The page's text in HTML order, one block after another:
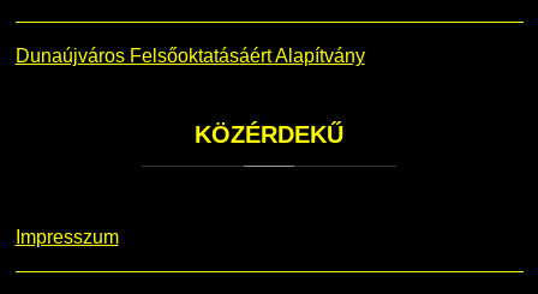
Dunaújváros Felsőoktatásáért Alapítvány
KÖZÉRDEKŰ
Impresszum